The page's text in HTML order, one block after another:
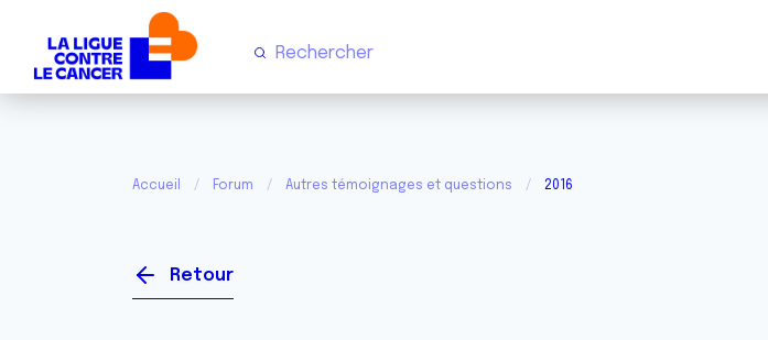
Accueil Forum Autres témoignages et questions 2016
Retour